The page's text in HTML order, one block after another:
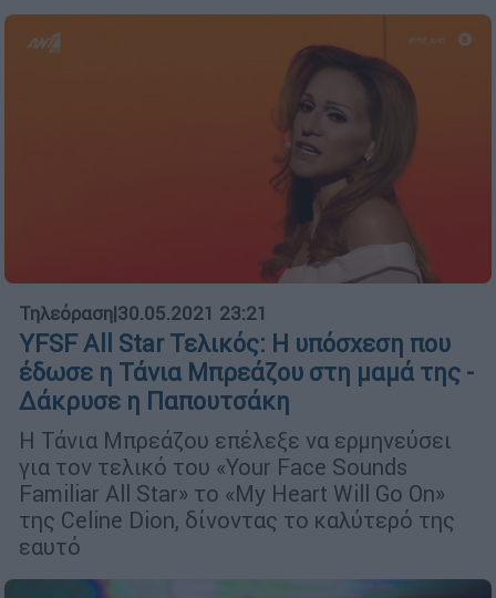
Τηλεόραση|30.05.2021 23:21
YFSF All Star Τελικός: Η υπόσχεση που
έδωσε η Τάνια Μπρεάζου στη μαμά της -
Δάκρυσε η Παπουτσάκη
Η Τάνια Μπρεάζου επέλεξε να ερμηνεύσει
για τον τελικό του «Your Face Sounds
Familiar All Star» το «My Heart Will Go On»
της Celine Dion, δίνοντας το καλύτερό της
εαυτό